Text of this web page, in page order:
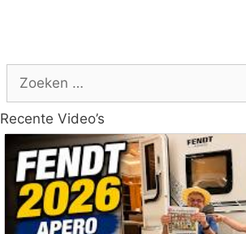
naar:
Recente Video’s